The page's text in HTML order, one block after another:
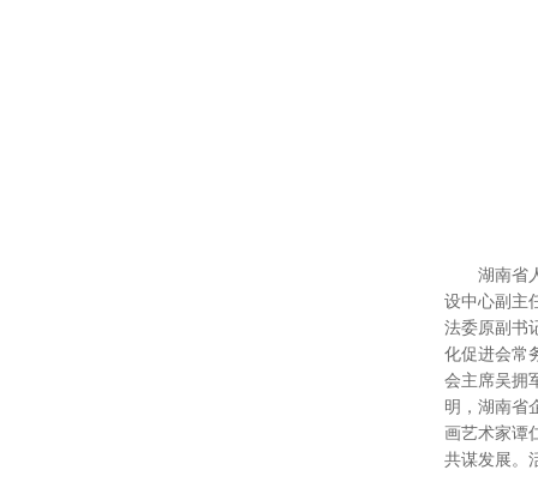
湖南省
设中心副主
法委原副书
化促进会常
会主席吴拥
明，湖南省
画艺术家谭
共谋发展。